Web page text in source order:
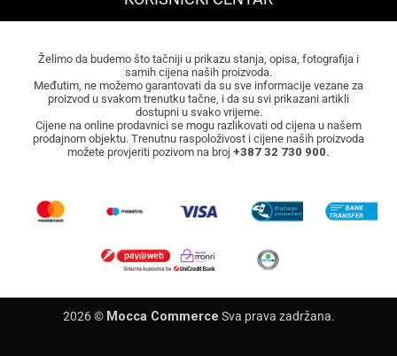
Želimo da budemo što tačniji u prikazu stanja, opisa, fotografija i
samih cijena naših proizvoda.
Međutim, ne možemo garantovati da su sve informacije vezane za
proizvod u svakom trenutku tačne, i da su svi prikazani artikli
dostupni u svako vrijeme.
Cijene na online prodavnici se mogu razlikovati od cijena u našem
prodajnom objektu. Trenutnu raspoloživost i cijene naših proizvoda
možete provjeriti pozivom na broj +387 32 730 900.
2026 © Mocca Commerce Sva prava zadržana.